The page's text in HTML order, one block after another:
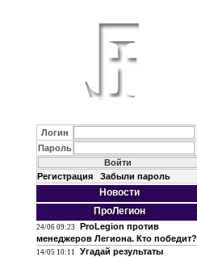
Логин
Пароль
Регистрация Забыли пароль
Новости
ПроЛегион
24/06 09:23
ProLegion против
менеджеров Легиона. Кто победит?
14/05 10:11
Угадай результаты